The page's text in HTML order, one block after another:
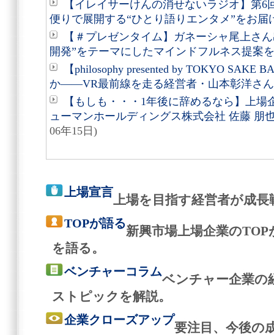
【イレイサーけんの消せないラジオ】第
便りで展開する“ひとり語りエンタメ”をお届
【＃プレゼンタイム】ガネーシャ尾上さ
開発”をテーマにしたマインドフルネス提案
【philosophy presented by TOKYO SAKE
か――VR最前線を走る経営者・山本彰洋さ
【もしも・・・1年後に辞めるなら】上
ューマンホールディングス株式会社 佐藤 朋
06年15日)
上場宣言
上場を目指す経営者が成
TOPが語る
新興市場上場企業の
を語る。
ベンチャーコラム
ベンチャー企業の
ストピックを解説。
企業クローズアップ
要注目、今後の